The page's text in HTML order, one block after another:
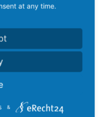
at any time.
&